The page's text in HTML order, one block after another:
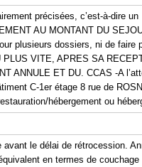
précisées, c’est-à-dire
AU MONTANT DU
plusieurs dossiers, ni de faire
PLUS VITE, APRES SA
ANNULE ET DU. CCAS -A
C-1er étage 8 rue de
hébergement ou
le délai de rétrocession.
en termes de